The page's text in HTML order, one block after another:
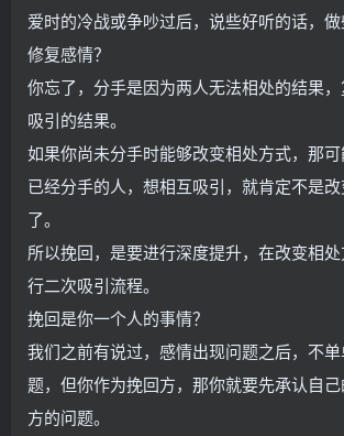
爱时的冷战或争吵过后，说些好听的话，
修复感情？
你忘了，分手是因为两人无法相处的结果
吸引的结果。
如果你尚未分手时能够改变相处方式，那
已经分手的人，想相互吸引，就肯定不是
了。
所以挽回，是要进行深度提升，在改变相
行二次吸引流程。
挽回是你一个人的事情？
我们之前有说过，感情出现问题之后，不
题，但你作为挽回方，那你就要先承认自
方的问题。